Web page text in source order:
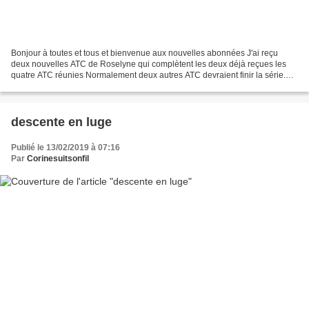
Bonjour à toutes et tous et bienvenue aux nouvelles abonnées J'ai reçu
deux nouvelles ATC de Roselyne qui complètent les deux déjà reçues les
quatre ATC réunies Normalement deux autres ATC devraient finir la série.
descente en luge
Publié le 13/02/2019 à 07:16
Par Corinesuitsonfil